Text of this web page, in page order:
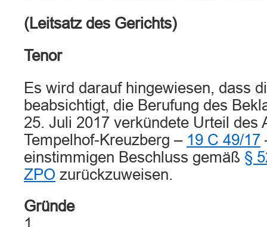
(Leitsatz des Gerichts)
Tenor
Es wird darauf hingewiesen, dass
beabsichtigt, die Berufung des
25. Juli 2017 verkündete Urteil des
Tempelhof-Kreuzberg – 19 C 49/17
einstimmigen Beschluss gemäß §
ZPO zurückzuweisen.
Gründe
1